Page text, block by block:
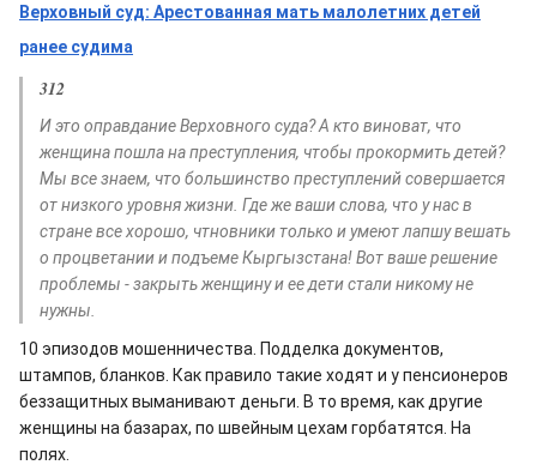
Верховный суд: Арестованная мать малолетних детей
ранее судима
312
И это оправдание Верховного суда? А кто виноват, что
женщина пошла на преступления, чтобы прокормить детей?
Мы все знаем, что большинство преступлений совершается
от низкого уровня жизни. Где же ваши слова, что у нас в
стране все хорошо, чтновники только и умеют лапшу вешать
о процветании и подъеме Кыргызстана! Вот ваше решение
проблемы - закрыть женщину и ее дети стали никому не
нужны.
10 эпизодов мошенничества. Подделка документов,
штампов, бланков. Как правило такие ходят и у пенсионеров
беззащитных выманивают деньги. В то время, как другие
женщины на базарах, по швейным цехам горбатятся. На
полях.